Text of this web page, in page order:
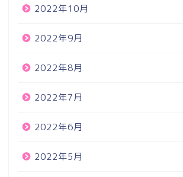
2022年10月
2022年9月
2022年8月
2022年7月
2022年6月
2022年5月